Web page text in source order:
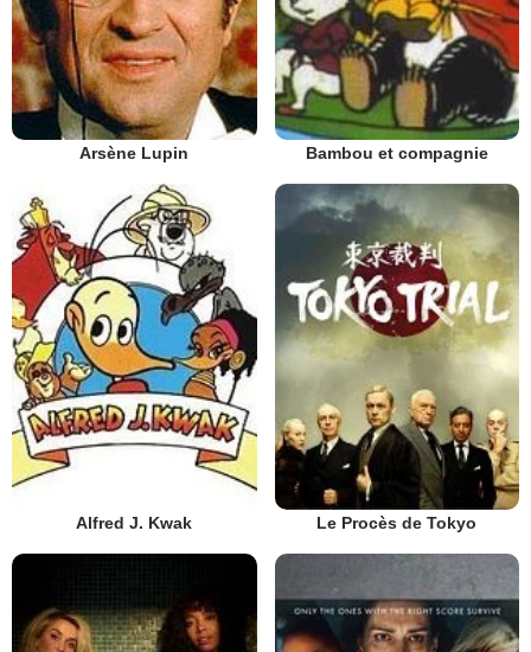
Arsène Lupin Bambou et compagnie
Alfred J. Kwak Le Procès de Tokyo